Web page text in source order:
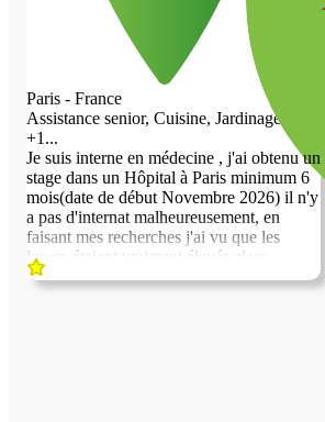
Paris - France
Assistance senior, Cuisine, Jardinage,
+1...
Je suis interne en médecine , j'ai obtenu un
stage dans un Hôpital à Paris minimum 6
mois(date de début Novembre 2026) il n'y
a pas d'internat malheureusement, en
faisant mes recherches j'ai vu que les
loyers étaient vraiment élevés alors
échanger mes services contre logement